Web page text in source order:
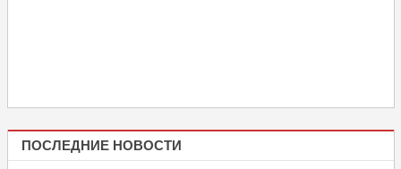
ПОСЛЕДНИЕ НОВОСТИ